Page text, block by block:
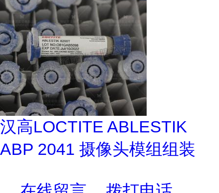
汉高LOCTITE ABLESTIK
ABP 2041 摄像头模组组装